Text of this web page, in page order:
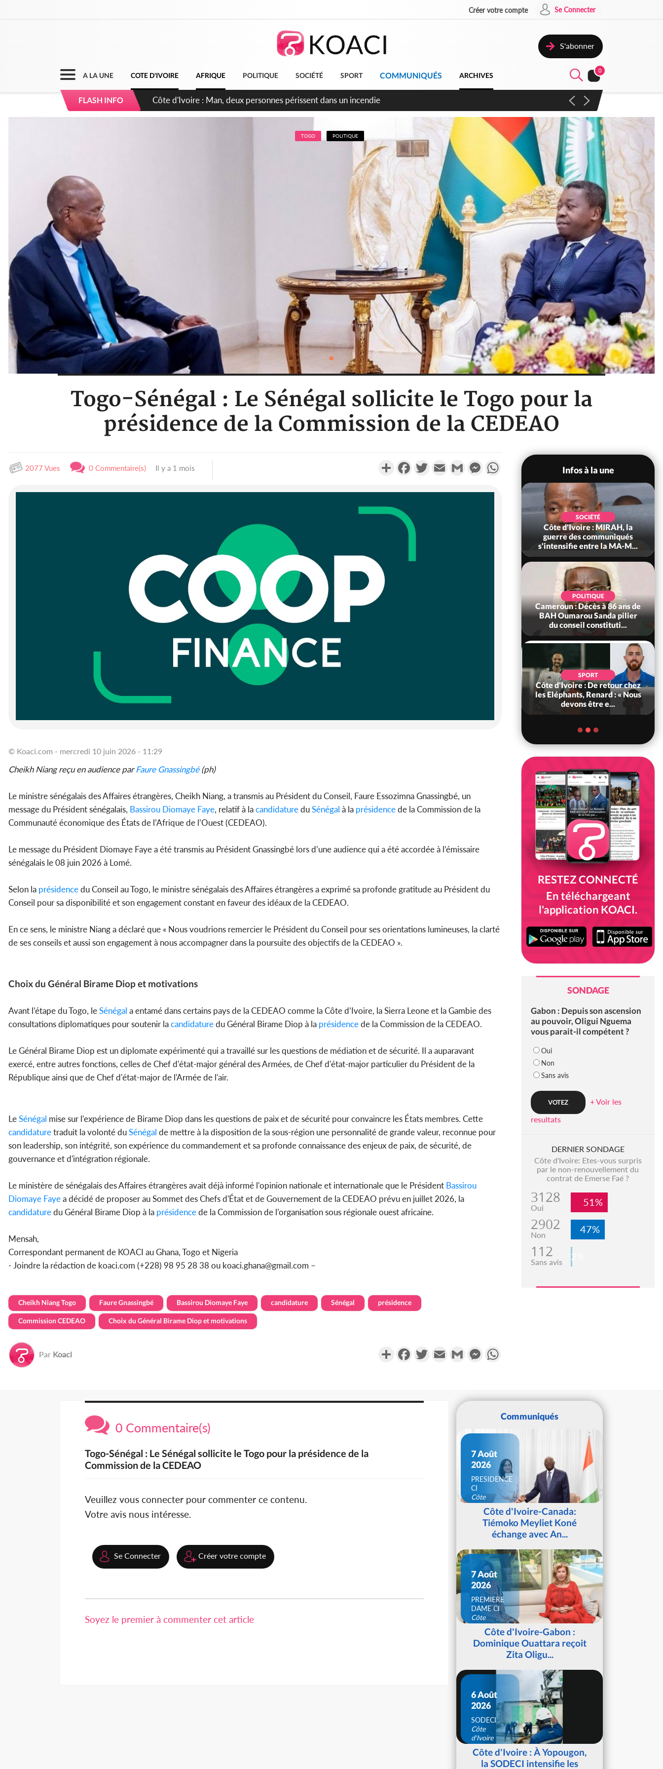
Créer votre compte Se Connecter
S'abonner
A LA UNE COTE D'IVOIRE AFRIQUE POLITIQUE SOCIÉTÉ SPORT COMMUNIQUÉS ARCHIVES
0
FLASH INFO
Côte d'Ivoire : Séileu, la célébration de la fête nationale transformée en vaste campagne contre les produits
dépigmentants dangereux
TOGO POLITIQUE
Togo-Sénégal : Le Sénégal sollicite le Togo pour la
présidence de la Commission de la CEDEAO
2077 Vues 0 Commentaire(s) Il y a 1 mois PartagerFacebookTwitterEmail Gmail MessengerWhatsApp
© Koaci.com - mercredi 10 juin 2026 - 11:29
Cheikh Niang reçu en audience parFaure Gnassingbé(ph)
Le ministre sénégalais des Affaires étrangères, Cheikh Niang, a transmis au Président du Conseil, Faure Essozimna Gnassingbé, un
message du Président sénégalais, Bassirou Diomaye Faye, relatif à lacandidatureduSénégal à la présidencede la Commission de la
Communauté économique des États de l’Afrique de l’Ouest (CEDEAO).
Le message du Président Diomaye Faye a été transmis au Président Gnassingbé lors d’une audience qui a été accordée à l’émissaire
sénégalais le 08 juin 2026 à Lomé.
Selon la présidencedu Conseil au Togo, le ministre sénégalais des Affaires étrangères a exprimé sa profonde gratitude au Président du
Conseil pour sa disponibilité et son engagement constant en faveur des idéaux de la CEDEAO.
En ce sens, le ministre Niang a déclaré que « Nous voudrions remercier le Président du Conseil pour ses orientations lumineuses, la clarté
de ses conseils et aussi son engagement à nous accompagner dans la poursuite des objectifs de la CEDEAO ».
Choix du Général Birame Diop et motivations
Avant l’étape du Togo, leSénégal a entamé dans certains pays de la CEDEAO comme la Côte d’Ivoire, la Sierra Leone et la Gambie des
consultations diplomatiques pour soutenir lacandidaturedu Général Birame Diop à la présidencede la Commission de la CEDEAO.
Le Général Birame Diop est un diplomate expérimenté qui a travaillé sur les questions de médiation et de sécurité. Il a auparavant
exercé, entre autres fonctions, celles de Chef d'état-major général des Armées, de Chef d'état-major particulier du Président de la
République ainsi que de Chef d'état-major de l'Armée de l'air.
LeSénégal mise sur l'expérience de Birame Diop dans les questions de paix et de sécurité pour convaincre les États membres. Cette
candidaturetraduit la volonté duSénégal de mettre à la disposition de la sous-région une personnalité de grande valeur, reconnue pour
son leadership, son intégrité, son expérience du commandement et sa profonde connaissance des enjeux de paix, de sécurité, de
gouvernance et d'intégration régionale.
Le ministère de sénégalais des Affaires étrangères avait déjà informé l'opinion nationale et internationale que le Président Bassirou
Diomaye Fayea décidé de proposer au Sommet des Chefs d'État et de Gouvernement de la CEDEAO prévu en juillet 2026, la
candidaturedu Général Birame Diop à la présidencede la Commission de l’organisation sous régionale ouest africaine.
Mensah,
Correspondant permanent de KOACI au Ghana, Togo et Nigeria
- Joindre la rédaction de koaci.com (+228) 98 95 28 38 ou koaci.ghana@gmail.com –
Cheikh Niang Togo Faure Gnassingbé Bassirou Diomaye Faye candidature Sénégal présidence
Commission CEDEAO Choix du Général Birame Diop et motivations
Par Koaci PartagerFacebookTwitterEmail Gmail Messenger
Infos à la une
Côte d'Ivoire : Man, deux
personnes périssent dans un
SOCIÉTÉ
Côte d'Ivoire : MIRAH, la
guerre des communiqués
s'intensifie entre la MA-M...
POLITIQUE
Cameroun : Décès à 86 ans de
BAH Oumarou Sanda pilier
du conseil constituti...
SPORT
Côte d'Ivoire : De retour chez
les Eléphants, Renard : « Nous
devons être e...
RESTEZ CONNECTÉ
En téléchargeant
l'application KOACI.
SONDAGE
Gabon : Depuis son ascension
au pouvoir, Oligui Nguema
vous parait-il compétent ?
Oui
Non
Sans avis
+ Voir les
resultats
DERNIER SONDAGE
Côte d'Ivoire: Etes-vous surpris
par le non-renouvellement du
contrat de Emerse Faé ?
3128
Oui 51%
2902
Non 47%
112
Sans avis 2%
0 Commentaire(s)
Togo-Sénégal : Le Sénégal sollicite le Togo pour la présidence de la
Commission de la CEDEAO
Veuillez vous connecter pour commenter ce contenu.
Votre avis nous intéresse.
Se Connecter Créer votre compte
Soyez le premier à commenter cet article
Communiqués
7 Août
2026
PRESIDENCE
CI
Côte
d'IvoireCôte d'Ivoire-Canada:
Tiémoko Meyliet Koné
échange avec An...
7 Août
2026
PREMIERE
DAME CI
Côte
d'IvoireCôte d'Ivoire-Gabon :
Dominique Ouattara reçoit
Zita Oligu...
6 Août
2026
SODECI
Côte
d'Ivoire
Côte d'Ivoire : À Yopougon,
la SODECI intensifie les